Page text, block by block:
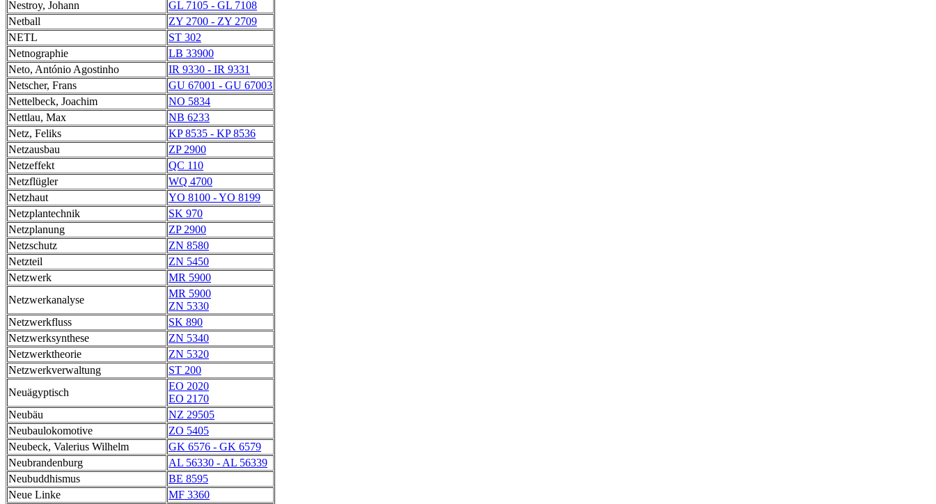
Nestroy, Johann
GL 7105 - GL 7108
Netball
ZY 2700 - ZY 2709
NETL
ST 302
Netnographie
LB 33900
Neto, António Agostinho
IR 9330 - IR 9331
Netscher, Frans
GU 67001 - GU 67003
Nettelbeck, Joachim
NO 5834
Nettlau, Max
NB 6233
Netz, Feliks
KP 8535 - KP 8536
Netzausbau
ZP 2900
Netzeffekt
QC 110
Netzflügler
WQ 4700
Netzhaut
YO 8100 - YO 8199
Netzplantechnik
SK 970
Netzplanung
ZP 2900
Netzschutz
ZN 8580
Netzteil
ZN 5450
Netzwerk
MR 5900
Netzwerkanalyse
MR 5900
ZN 5330
Netzwerkfluss
SK 890
Netzwerksynthese
ZN 5340
Netzwerktheorie
ZN 5320
Netzwerkverwaltung
ST 200
Neuägyptisch
EO 2020
EO 2170
Neubäu
NZ 29505
Neubaulokomotive
ZO 5405
Neubeck, Valerius Wilhelm
GK 6576 - GK 6579
Neubrandenburg
AL 56330 - AL 56339
Neubuddhismus
BE 8595
Neue Linke
MF 3360